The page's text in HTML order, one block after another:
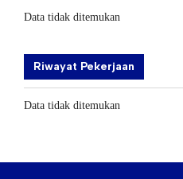
Data tidak ditemukan
Riwayat Pekerjaan
Data tidak ditemukan